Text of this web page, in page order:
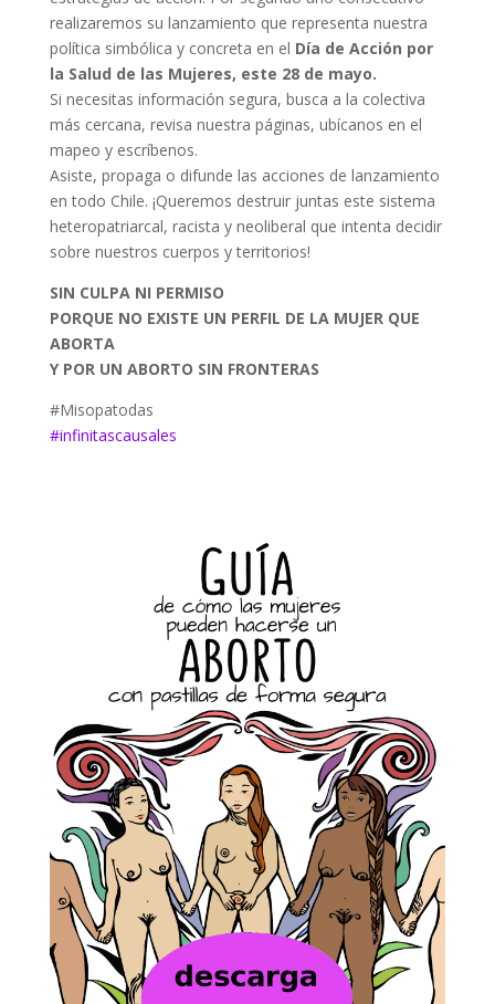
realizaremos su lanzamiento que representa nuestra
política simbólica y concreta en el Día de Acción por
la Salud de las Mujeres, este 28 de mayo.
Si necesitas información segura, busca a la colectiva
más cercana, revisa nuestra páginas, ubícanos en el
mapeo y escríbenos.
Asiste, propaga o difunde las acciones de lanzamiento
en todo Chile. ¡Queremos destruir juntas este sistema
heteropatriarcal, racista y neoliberal que intenta decidir
sobre nuestros cuerpos y territorios!
SIN CULPA NI PERMISO
PORQUE NO EXISTE UN PERFIL DE LA MUJER QUE
ABORTA
Y POR UN ABORTO SIN FRONTERAS
#Misopatodas
#infinitascausales